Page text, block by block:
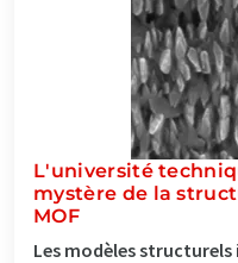
L'université
mystère de la
MOF
Les modèles